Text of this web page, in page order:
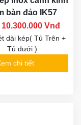
bàn đảo IK57
10.300.000 Vnđ
dài kép( Tủ Trên +
Tủ dưới )
chi tiết